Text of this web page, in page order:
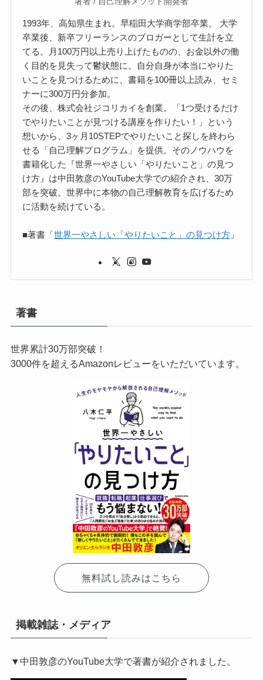
1993年、高知県生まれ。早稲田大学商学部卒業。 大学
卒業後、新卒フリーランスのブロガーとして生計を立
てる。月100万円以上売り上げたものの、お金以外の働
く目的を見失って鬱状態に。自分自身が本当にやりた
いことを見つけるために、書籍を100冊以上読み、セミ
ナーに300万円分参加。
その後、株式会社ジコリカイを創業。「1つ受けるだけ
でやりたいことが見つける講座を作りたい！」という
想いから、3ヶ月10STEPでやりたいこと探しを終わら
せる「自己理解プログラム」を提供。そのノウハウを
書籍化した『世界一やさしい「やりたいこと」の見つ
け方』は中田敦彦のYouTube大学での紹介され、30万
部を突破。世界中に本物の自己理解教育を広げるため
に活動を続けている。
■著書「世界一やさしい「やりたいこと」の見つけ方 」
著書
世界累計30万部突破！
3000件を超えるAmazonレビューをいただいています。
無料試し読みはこちら
掲載雑誌・メディア
▼中田敦彦のYouTube大学で著書が紹介されました。